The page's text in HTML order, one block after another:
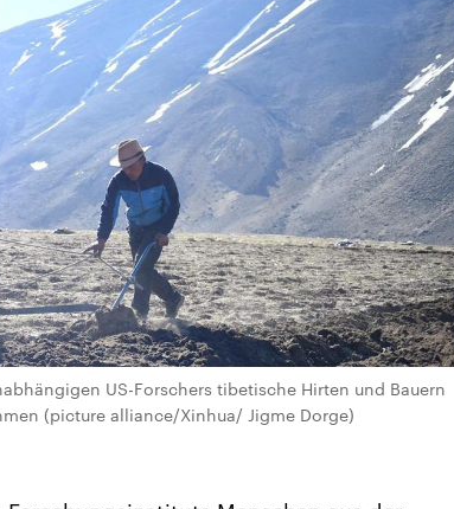
US-Forschers tibetische Hirten und Bauern
(picture alliance/Xinhua/ Jigme Dorge)